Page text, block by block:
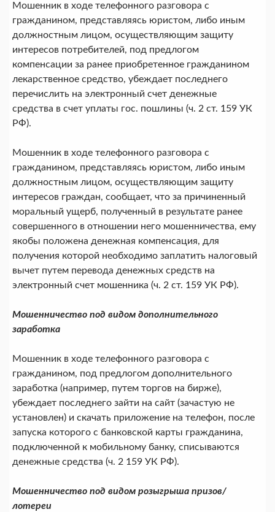
Мошенник в ходе телефонного разговора с
гражданином, представляясь юристом, либо иным
должностным лицом, осуществляющим защиту
интересов потребителей, под предлогом
компенсации за ранее приобретенное гражданином
лекарственное средство, убеждает последнего
перечислить на электронный счет денежные
средства в счет уплаты гос. пошлины (ч. 2 ст. 159 УК
РФ).
Мошенник в ходе телефонного разговора с
гражданином, представляясь юристом, либо иным
должностным лицом, осуществляющим защиту
интересов граждан, сообщает, что за причиненный
моральный ущерб, полученный в результате ранее
совершенного в отношении него мошенничества, ему
якобы положена денежная компенсация, для
получения которой необходимо заплатить налоговый
вычет путем перевода денежных средств на
электронный счет мошенника (ч. 2 ст. 159 УК РФ).
Мошенничество под видом дополнительного
заработка
Мошенник в ходе телефонного разговора с
гражданином, под предлогом дополнительного
заработка (например, путем торгов на бирже),
убеждает последнего зайти на сайт (зачастую не
установлен) и скачать приложение на телефон, после
запуска которого с банковской карты гражданина,
подключенной к мобильному банку, списываются
денежные средства (ч. 2 159 УК РФ).
Мошенничество под видом розыгрыша призов/
лотереи